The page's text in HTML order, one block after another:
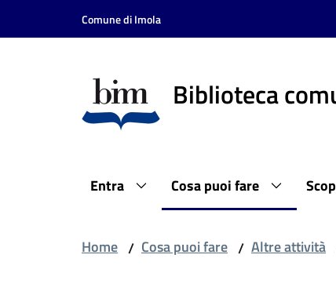
Vai al contenuto
Vai alla navigazione
Comune di Imola
Biblioteca
Entra Cosa puoi fare
Home / Cosa puoi fare / Altre attività